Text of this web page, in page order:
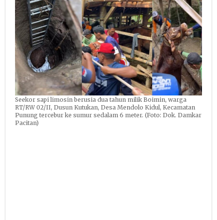
Seekor sapi limosin berusia dua tahun milik Boimin, warga
RT/RW 02/II, Dusun Kutukan, Desa Mendolo Kidul, Kecamatan
Punung tercebur ke sumur sedalam 6 meter. (Foto: Dok. Damkar
Pacitan)